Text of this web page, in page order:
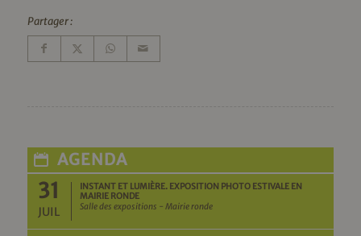
Partager :
AGENDA
31
JUIL
INSTANT ET LUMIÈRE. EXPOSITION PHOTO ESTIVALE EN
MAIRIE RONDE
Salle des expositions - Mairie ronde